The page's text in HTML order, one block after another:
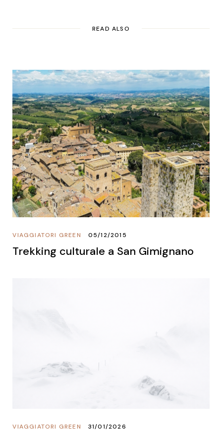
READ ALSO
VIAGGIATORI GREEN 05/12/2015
Trekking culturale a San Gimignano
VIAGGIATORI GREEN 31/01/2026